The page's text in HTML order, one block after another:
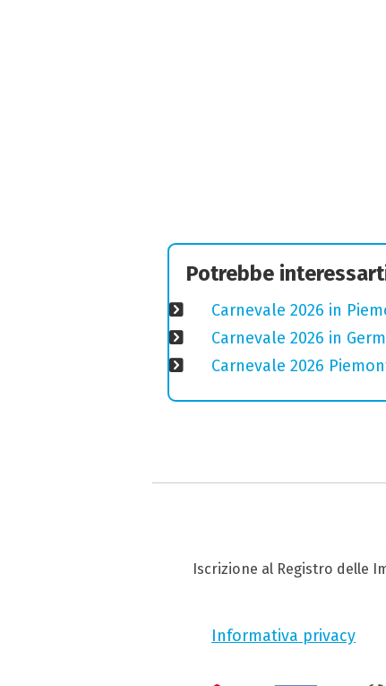
Potrebbe
Carnevale 2026 in
Carnevale 2026 in
Carnevale 2026
Iscrizione al Registro delle
Informativa privacy